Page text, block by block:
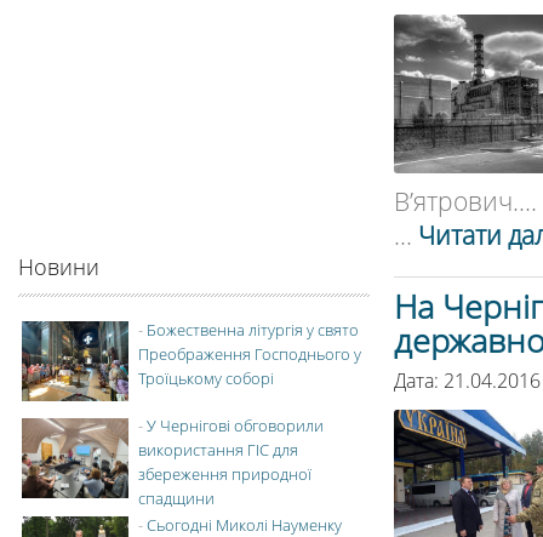
В’ятрович....
... Читати
На
Дата:
Новини
- Божественна літургія у свято
Преображення Господнього у
Троїцькому соборі
-У Чернігові обговорили
використання ГІС для
збереження природної
спадщини
-Сьогодні Миколі Науменку